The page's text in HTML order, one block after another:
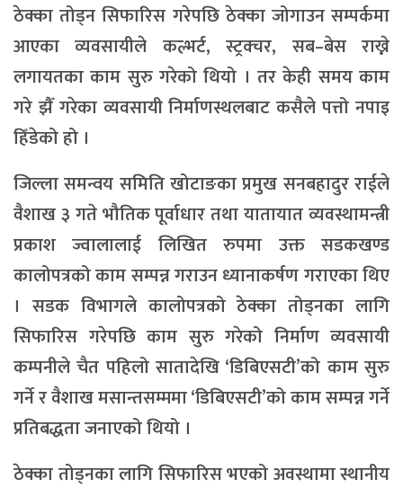
ठेक्का तोड्न सिफारिस गरेपछि ठेक्का जोगाउन सम्पर्कमा
आएका व्यवसायीले कल्भर्ट, स्ट्रक्चर, सब–बेस राख्ने
लगायतका काम सुरु गरेको थियो । तर केही समय काम
गरे झैँ गरेका व्यवसायी निर्माणस्थलबाट कसैले पत्तो नपाइ
हिँडेको हो ।
जिल्ला समन्वय समिति खोटाङका प्रमुख सनबहादुर राईले
वैशाख ३ गते भौतिक पूर्वाधार तथा यातायात व्यवस्थामन्त्री
प्रकाश ज्वालालाई लिखित रुपमा उक्त सडकखण्ड
कालोपत्रको काम सम्पन्न गराउन ध्यानाकर्षण गराएका थिए
। सडक विभागले कालोपत्रको ठेक्का तोड्नका लागि
सिफारिस गरेपछि काम सुरु गरेको निर्माण व्यवसायी
कम्पनीले चैत पहिलो सातादेखि ‘डिबिएसटी’को काम सुरु
गर्ने र वैशाख मसान्तसम्ममा ‘डिबिएसटी’को काम सम्पन्न गर्ने
प्रतिबद्धता जनाएको थियो ।
ठेक्का तोड्नका लागि सिफारिस भएको अवस्थामा स्थानीय